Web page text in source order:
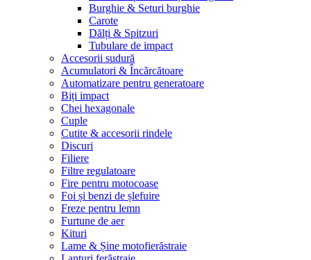
Burghie & Seturi burghie
Carote
Dălți & Spitzuri
Tubulare de impact
Accesorii sudură
Acumulatori & Încărcătoare
Automatizare pentru generatoare
Biți impact
Chei hexagonale
Cuple
Cutite & accesorii rindele
Discuri
Filiere
Filtre regulatoare
Fire pentru motocoase
Foi și benzi de șlefuire
Freze pentru lemn
Furtune de aer
Kituri
Lame & Șine motofierăstraie